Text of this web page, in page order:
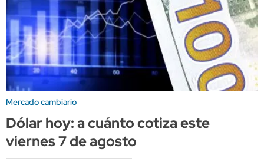
Mercado cambiario
Dólar hoy: a cuánto cotiza este
viernes 7 de agosto